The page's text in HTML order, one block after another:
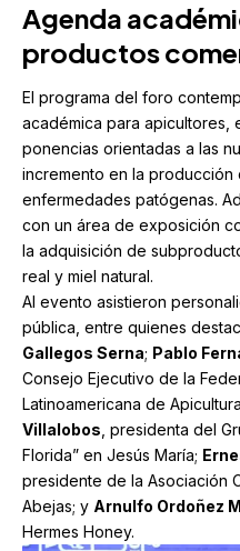
Agenda
productos
El programa del foro
académica para apicultores,
ponencias orientadas a las
incremento en la producción
enfermedades patógenas.
con un área de exposición
la adquisición de
real y miel natural.
Al evento asistieron
pública, entre quienes
Gallegos Serna; Pablo
Consejo Ejecutivo de la
Latinoamericana de
Villalobos , presidenta del
Florida” en Jesús María;
presidente de la Asociación
Abejas; y Arnulfo Ordoñez
Hermes Honey.